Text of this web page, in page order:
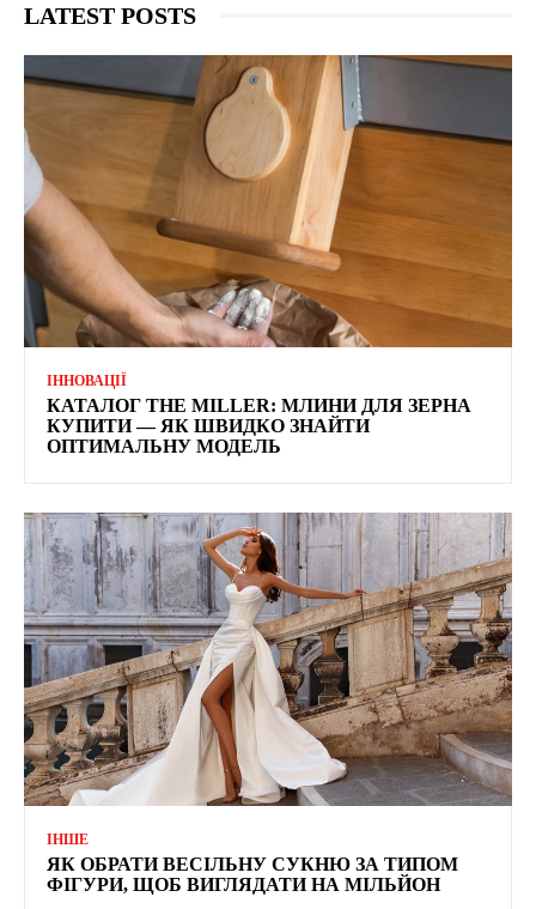
LATEST POSTS
ІННОВАЦІЇ
КАТАЛОГ THE MILLER: МЛИНИ ДЛЯ ЗЕРНА
КУПИТИ — ЯК ШВИДКО ЗНАЙТИ
ОПТИМАЛЬНУ МОДЕЛЬ
ІНШЕ
ЯК ОБРАТИ ВЕСІЛЬНУ СУКНЮ ЗА ТИПОМ
ФІГУРИ, ЩОБ ВИГЛЯДАТИ НА МІЛЬЙОН